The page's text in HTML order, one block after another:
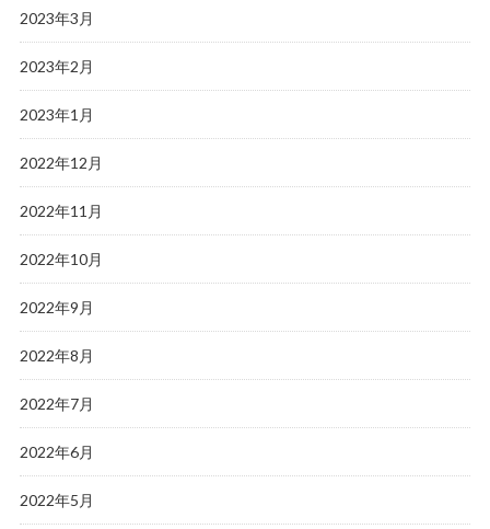
2023年3月
2023年2月
2023年1月
2022年12月
2022年11月
2022年10月
2022年9月
2022年8月
2022年7月
2022年6月
2022年5月